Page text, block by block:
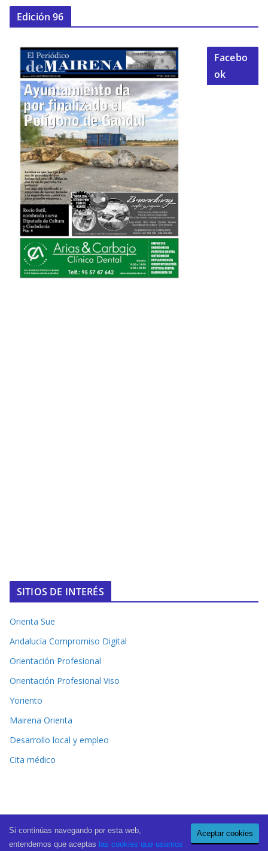
Edición 96
Facebo
ok
SITIOS DE INTERÉS
Orienta Sue
Andalucía Compromiso Digital
Orientación Profesional
Orientación Profesional Viso
Yoriento
Mairena Orienta
Desarrollo local y empleo
Cita médico
Copyright © 2026 El Periódico de Mairena
. All rights reserved.
Aceptar cookies
Si continúas navegando por esta web,
entendemos que aceptas las cookies que usamos